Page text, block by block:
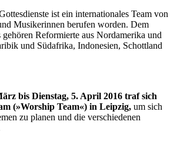
ist ein internationales Team von
Musikerinnen berufen worden. Dem
gehören Reformierte aus Nordamerika und
und Südafrika, Indonesien, Schottland
bis Dienstag, 5. April 2016 traf sich
(»Worship Team«) in Leipzig, um sich
zu planen und die verschiedenen